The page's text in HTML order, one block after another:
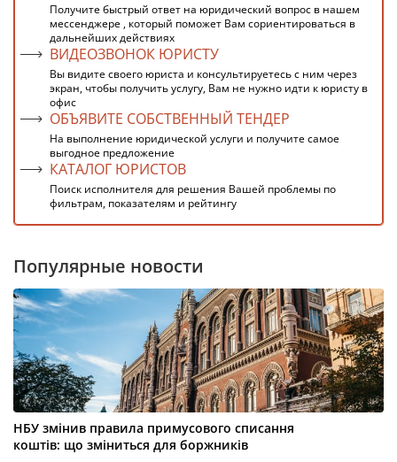
Получите быстрый ответ на юридический вопрос в нашем
мессенджере , который поможет Вам сориентироваться в
дальнейших действиях
ВИДЕОЗВОНОК ЮРИСТУ
Вы видите своего юриста и консультируетесь с ним через
экран, чтобы получить услугу, Вам не нужно идти к юристу в
офис
ОБЪЯВИТЕ СОБСТВЕННЫЙ ТЕНДЕР
На выполнение юридической услуги и получите самое
выгодное предложение
КАТАЛОГ ЮРИСТОВ
Поиск исполнителя для решения Вашей проблемы по
фильтрам, показателям и рейтингу
Популярные новости
НБУ змінив правила примусового списання
коштів: що зміниться для боржників